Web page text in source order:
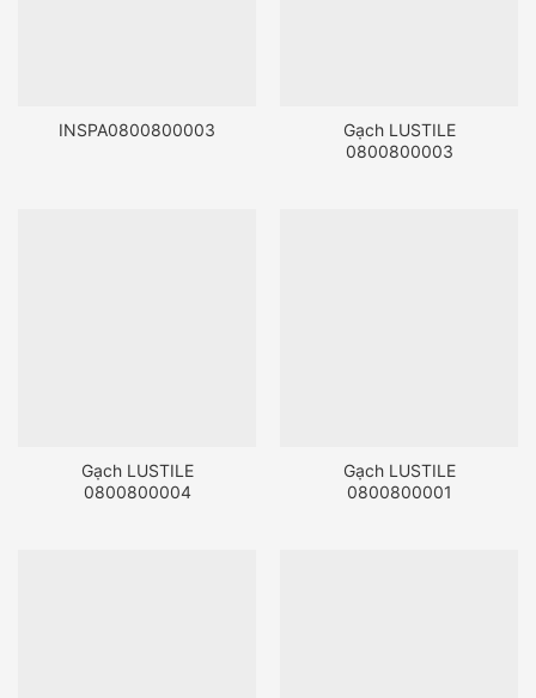
INSPA0800800003
Gạch LUSTILE
0800800003
Gạch LUSTILE
0800800004
Gạch LUSTILE
0800800001